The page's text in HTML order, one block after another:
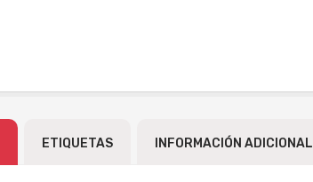
ETIQUETAS INFORMACIÓN ADICIONAL